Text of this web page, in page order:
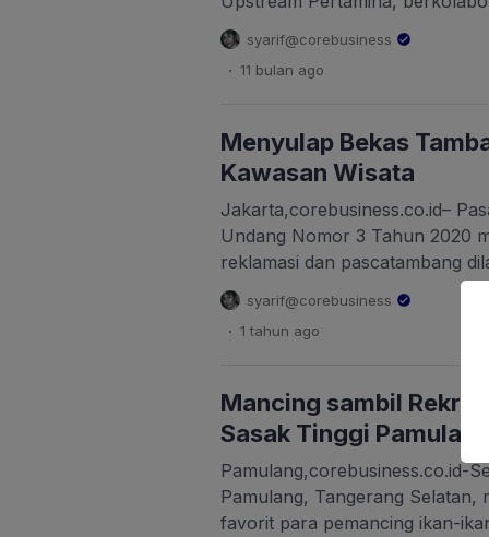
Pengelola Hutan Desa (LPHD)
Pemerintah Desa Handil
Pelatihan Manajemen
Kartanegara, Kalimantan Timur,
Pelatihan yang mengangkat
Pengelolaan Ekowisata” […]
syarif@corebusiness
. 11 bulan ago
Menyulap Bekas
Kawasan Wisata
Jakarta,corebusiness.co.id–
Undang Nomor 3 Tahun 2020
reklamasi dan pascatambang
peruntukan lahan
menyulap bekas tambang
destinasi wisata. Sopir bus
menghentikan laju kendaraan
kawasan wisata Danau Kaolin
Nibung, Kecamatan Koba, […]
syarif@corebusiness
. 1 tahun ago
Mancing sambil
Sasak Tinggi Pamulang
Pamulang,corebusiness.co.id-
Pamulang, Tangerang Selatan,
favorit para pemancing ikan-